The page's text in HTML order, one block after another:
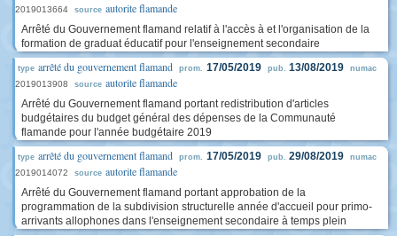
2019013664 source autorite flamande
Arrêté du Gouvernement flamand relatif à l'accès à et l'organisation de la
formation de graduat éducatif pour l'enseignement secondaire
type arrêté du gouvernement flamand prom. 17/05/2019 pub. 13/08/2019 numac
2019013908 source autorite flamande
Arrêté du Gouvernement flamand portant redistribution d'articles
budgétaires du budget général des dépenses de la Communauté
flamande pour l'année budgétaire 2019
type arrêté du gouvernement flamand prom. 17/05/2019 pub. 29/08/2019 numac
2019014072 source autorite flamande
Arrêté du Gouvernement flamand portant approbation de la
programmation de la subdivision structurelle année d'accueil pour primo-
arrivants allophones dans l'enseignement secondaire à temps plein